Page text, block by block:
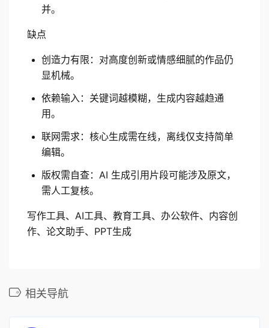
并。
缺点
创造力有限：对高度创新或情感细腻的作品仍
显机械。
依赖输入：关键词越模糊，生成内容越趋通
用。
联网需求：核心生成需在线，离线仅支持简单
编辑。
版权需自查：AI 生成引用片段可能涉及原文，
需人工复核。
写作工具、AI工具、教育工具、办公软件、内容创
作、论文助手、PPT生成
相关导航